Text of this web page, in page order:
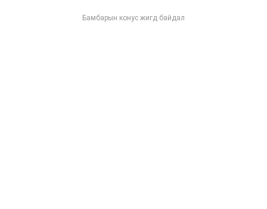
Бамбарын конус жигд байдал